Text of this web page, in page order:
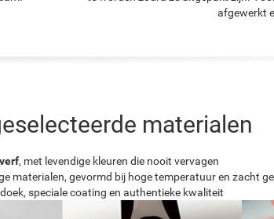
afgewerkt
materialen
, met levendige kleuren die nooit vervagen
materialen, gevormd bij hoge temperatuur en zacht
speciale coating en authentieke kwaliteit